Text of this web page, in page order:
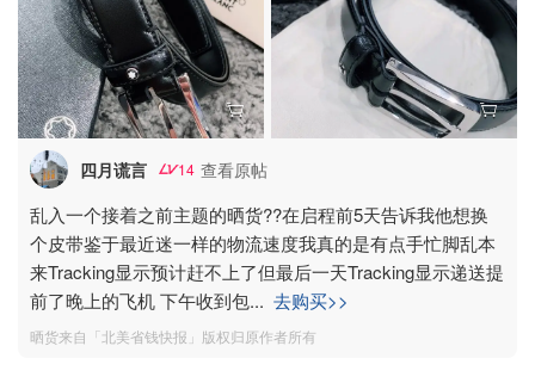
四月谎言 14 查看原帖
乱入一个接着之前主题的晒货??在启程前5天告诉我他想换
个皮带鉴于最近迷一样的物流速度我真的是有点手忙脚乱本
来Tracking显示预计赶不上了但最后一天Tracking显示递送提
前了晚上的飞机 下午收到包... 去购买>>
晒货来自「北美省钱快报」版权归原作者所有